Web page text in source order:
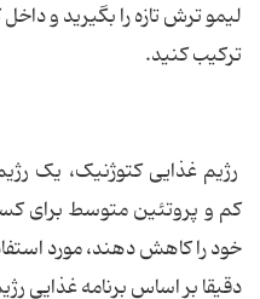
لیمو ترش تازه را بگیرید و
ترکیب کنید.
رژیم غذایی کتوژنیک، یک
کم و پروتئین متوسط برای
خود را کاهش دهند، مورد
دقیقا بر اساس برنامه غذایی